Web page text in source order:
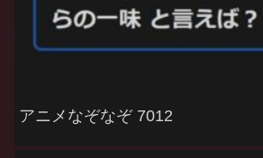
アニメなぞなぞ 7012